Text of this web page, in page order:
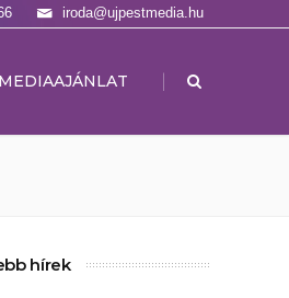
iroda@ujpestmedia.hu
MEDIAAJÁNLAT |
hírek